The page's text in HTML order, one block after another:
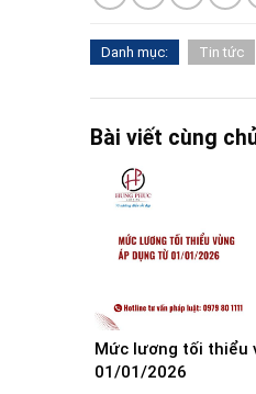
Danh mục: Tin tức
Bài viết cùng
Mức lương tối thiểu
01/01/2026